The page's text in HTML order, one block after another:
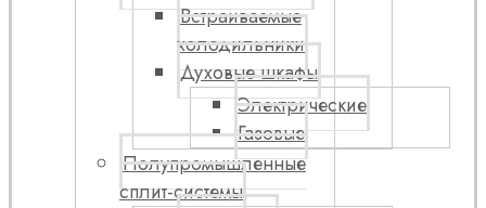
Встраиваемые
холодильники
Духовые шкафы
Электрические
Газовые
Полупромышленные
сплит-системы